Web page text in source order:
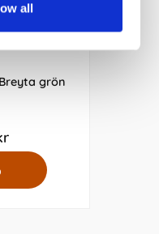
all
grön